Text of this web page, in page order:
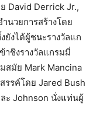
David Derrick Jr.,
นวยการสร้างโดย
ยังได้ผู้ชนะรางวัลแก
าชิงรางวัลแกรมมี่
สมัย Mark Mancina
รรค์โดย Jared Bush
ะ Johnson นั่งแท่นผู้